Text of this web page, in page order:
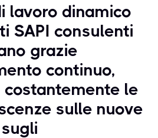
lavoro dinamico
SAPI consulenti
grazie
continuo,
le
sulle nuove